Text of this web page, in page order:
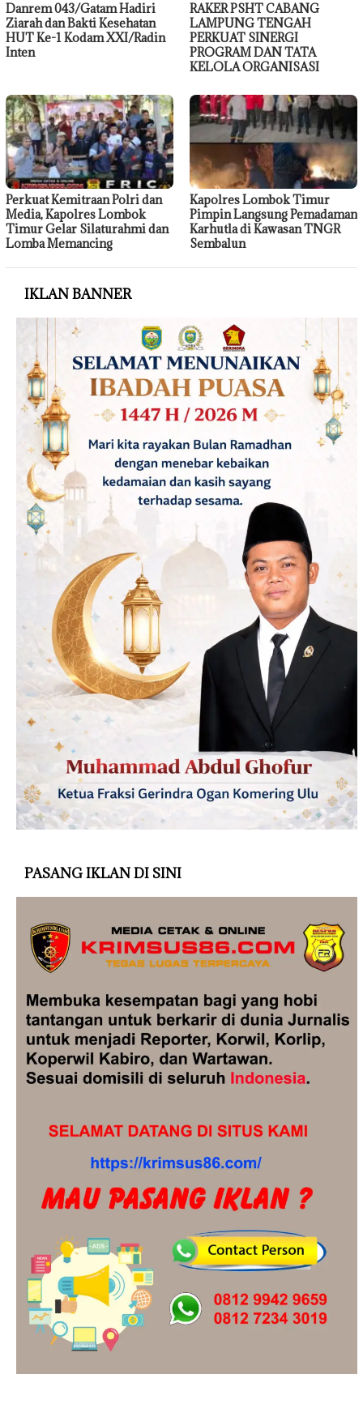
Danrem 043/Gatam Hadiri
Ziarah dan Bakti Kesehatan
HUT Ke-1 Kodam XXI/Radin
Inten
RAKER PSHT CABANG
LAMPUNG TENGAH
PERKUAT SINERGI
PROGRAM DAN TATA
KELOLA ORGANISASI
Perkuat Kemitraan Polri dan
Media, Kapolres Lombok
Timur Gelar Silaturahmi dan
Lomba Memancing
Kapolres Lombok Timur
Pimpin Langsung Pemadaman
Karhutla di Kawasan TNGR
Sembalun
IKLAN BANNER
PASANG IKLAN DI SINI